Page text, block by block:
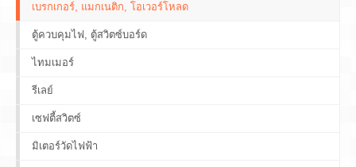
เบรกเกอร์, แมกเนติก, โอเวอร์โหลด
ตู้ควบคุมไฟ, ตู้สวิตซ์บอร์ด
ไทมเมอร์
รีเลย์
เซฟตี้สวิตซ์
มิเตอร์วัดไฟฟ้า